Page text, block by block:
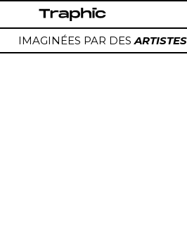
contenu
IMAGINÉES PAR DESARTISTES